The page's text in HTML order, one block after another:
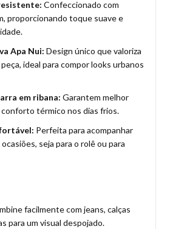
Confeccionado com
proporcionando toque suave e
Apa Nui: Design único que valoriza
ideal para compor looks urbanos
em ribana: Garantem melhor
térmico nos dias frios.
Perfeita para acompanhar
seja para o rolê ou para
facilmente com jeans, calças
para um visual despojado.